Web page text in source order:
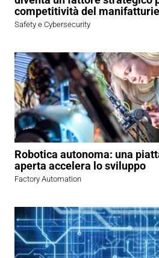
competitività del
Safety e Cybersecurity
Robotica autonoma: una
aperta accelera lo sviluppo
Factory Automation